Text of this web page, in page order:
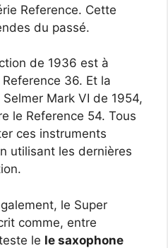
Reference. Cette
du passé.
de 1936 est à
36. Et la
Mark VI de 1954,
le Reference 54. Tous
ces instruments
utilisant les dernières
le Super
comme, entre
le le saxophone